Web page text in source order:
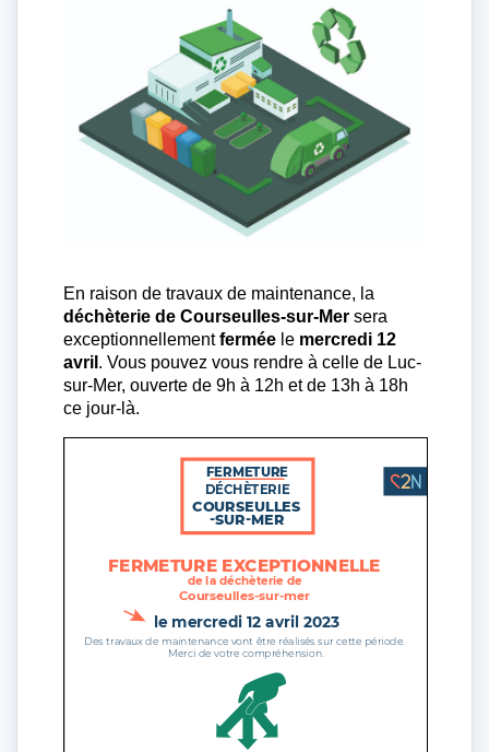
En raison de travaux de maintenance, la
déchèterie de Courseulles-sur-Mer sera
exceptionnellementfermée le mercredi 12
avril . Vous pouvez vous rendre à celle de Luc-
sur-Mer, ouverte de 9h à 12h et de 13h à 18h
ce jour-là.